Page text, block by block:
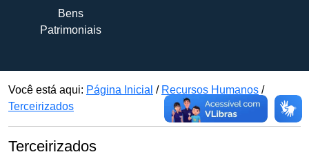
Bens
Patrimoniais
Você está aqui: Página Inicial / Recursos Humanos /
Terceirizados
Terceirizados